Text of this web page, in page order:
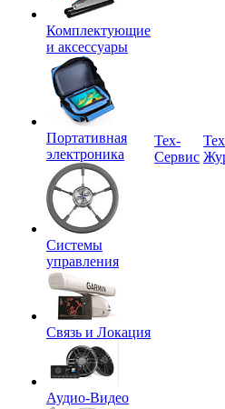
Комплектующие
и аксессуары
Портативная
электроника
Системы
управления
Связь и Локация
Аудио-Видео
Tex-
Сервис